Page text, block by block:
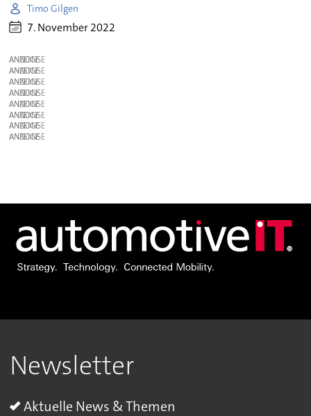
Timo Gilgen
7. November 2022
ANZEIGE
ANZEIGE
ANZEIGE
ANZEIGE
ANZEIGE
ANZEIGE
ANZEIGE
ANZEIGE
Newsletter
Aktuelle News & Themen